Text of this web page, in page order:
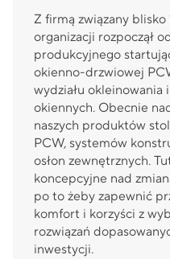
Z firmą związany
organizacji rozpoczął
produkcyjnego
okienno-drzwiowej
wydziału
okiennych. Obecnie
naszych produktów
PCW, systemów
osłon zewnętrznych.
koncepcyjne nad
po to żeby zapewnić
komfort i korzyści z
rozwiązań
inwestycji.